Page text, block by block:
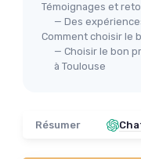
Témoignages et
— Des
Comment choisir le
— Choisir le bon
à Toulouse
Résumer